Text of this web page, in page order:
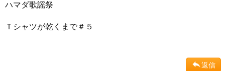
ハマダ歌謡祭
Ｔシャツが乾くまで＃５
返信